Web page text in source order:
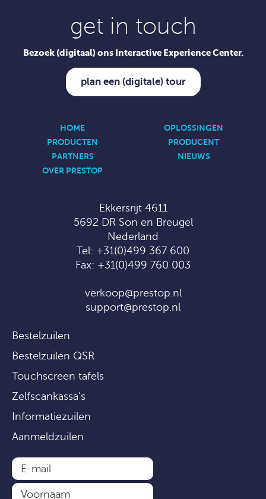
get in touch
Bezoek (digitaal) ons Interactive Experience Center.
plan een (digitale) tour
HOME
OPLOSSINGEN
PRODUCTEN
PRODUCENT
PARTNERS
NIEUWS
OVER PRESTOP
Ekkersrijt 4611
5692 DR Son en Breugel
Nederland
Tel: +31(0)499 367 600
Fax: +31(0)499 760 003
verkoop@prestop.nl
support@prestop.nl
Bestelzuilen
Bestelzuilen QSR
Touchscreen tafels
Zelfscankassa’s
Informatiezuilen
Aanmeldzuilen